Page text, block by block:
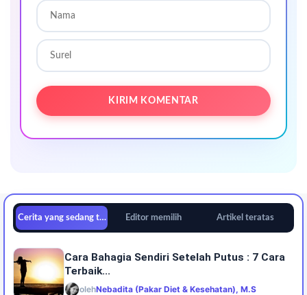
Cerita yang sedang tren Editor memilih Artikel teratas
Cara Bahagia Sendiri Setelah Putus : 7 Cara
Terbaik...
olehNebadita (Pakar Diet & Kesehatan), M.S